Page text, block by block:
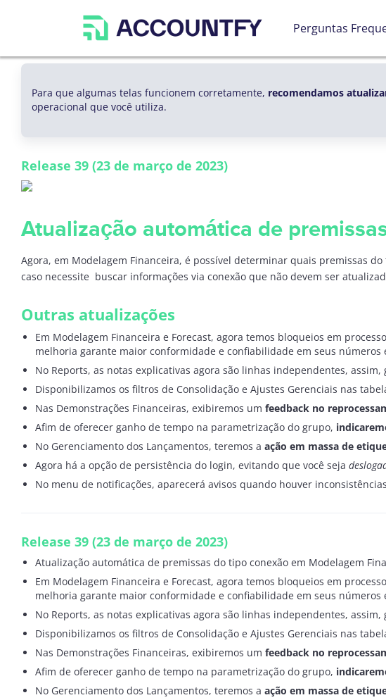
Perguntas
Para que algumas telas funcionem corretamente, recomendamos
operacional que você utiliza.
Release 39 (23 de março de 2023)
Atualização automática de
Agora, em Modelagem Financeira, é possível determinar quais premissas
caso necessite buscar informações via conexão que não devem ser
Outras atualizações
Em Modelagem Financeira e Forecast, agora temos bloqueios em
melhoria garante maior conformidade e confiabilidade em seus números
No Reports, as notas explicativas agora são linhas independentes,
Disponibilizamos os filtros de Consolidação e Ajustes Gerenciais nas
Nas Demonstrações Financeiras, exibiremos um feedback no
Afim de oferecer ganho de tempo na parametrização do grupo,
No Gerenciamento dos Lançamentos, teremos a ação em massa de
Agora há a opção de persistência do login, evitando que você seja
No menu de notificações, aparecerá avisos quando houver
Release 39 (23 de março de 2023)
Atualização automática de premissas do tipo conexão em Modelagem
Em Modelagem Financeira e Forecast, agora temos bloqueios em
melhoria garante maior conformidade e confiabilidade em seus números
No Reports, as notas explicativas agora são linhas independentes,
Disponibilizamos os filtros de Consolidação e Ajustes Gerenciais nas
Nas Demonstrações Financeiras, exibiremos um feedback no
Afim de oferecer ganho de tempo na parametrização do grupo,
No Gerenciamento dos Lançamentos, teremos a ação em massa de